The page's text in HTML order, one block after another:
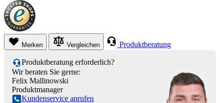
Merken Vergleichen Produktberatung
Produktberatung erforderlich?
Wir beraten Sie gerne:
Felix Mallinowski
Produktmanager
Kundenservice anrufen